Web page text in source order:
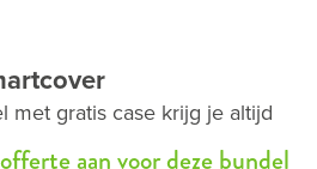
met gratis case krijg je altijd
aan voor deze bundel